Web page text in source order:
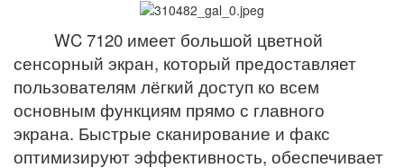
WC 7120 имеет большой цветной
сенсорный экран, который предоставляет
пользователям лёгкий доступ ко всем
основным функциям прямо с главного
экрана. Быстрые сканирование и факс
оптимизируют эффективность, обеспечивает